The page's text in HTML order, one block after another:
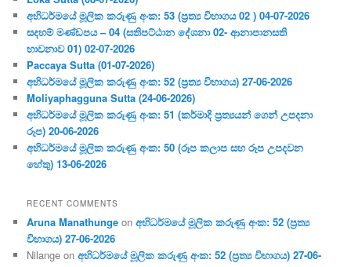
අභිධර්මයේ මූලික කරුණු අංක: 53 (ප්‍ර‍ත්‍ය විභාගය 02 ) 04-07-2026
සදහම් මණ්ඩපය – 04 (සතිපට්ඨාන දේශනා 02- ආනාපානසති
භාවනාව 01) 02-07-2026
Paccaya Sutta (01-07-2026)
අභිධර්මයේ මූලික කරුණු අංක: 52 (ප්‍ර‍ත්‍ය විභාගය) 27-06-2026
Moliyaphagguna Sutta (24-06-2026)
අභිධර්මයේ මූලික කරුණු අංක: 51 (කර්මාදි ප්‍ර‍ත්‍යයන් ගෙන් උපදනා
රූප) 20-06-2026
අභිධර්මයේ මූලික කරුණු අංක: 50 (රූප කලාප සහ රූප උපදවන
හේතු) 13-06-2026
RECENT COMMENTS
Aruna Manathunge onඅභිධර්මයේ මූලික කරුණු අංක: 52 (ප්‍ර‍ත්‍ය
විභාගය) 27-06-2026
Nilange onඅභිධර්මයේ මූලික කරුණු අංක: 52 (ප්‍ර‍ත්‍ය විභාගය) 27-06-